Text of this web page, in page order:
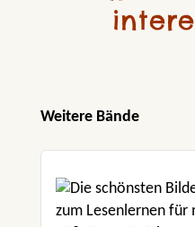
Produktgalerie
Weitere Bände